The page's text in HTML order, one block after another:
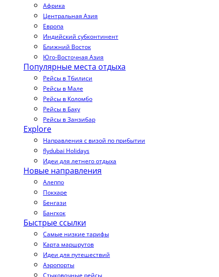
Африка
Центральная Азия
Европа
Индийский субконтинент
Ближний Восток
Юго-Восточная Азия
Популярные места отдыха
Рейсы в Тбилиси
Рейсы в Мале
Рейсы в Коломбо
Рейсы в Баку
Рейсы в Занзибар
Explore
Направления с визой по прибытии
flydubai Holidays
Идеи для летнего отдыха
Новые направления
Алеппо
Покхаре
Бенгази
Бангкок
Быстрые ссылки
Самые низкие тарифы
Карта маршрутов
Идеи для путешествий
Аэропорты
Стыковочные рейсы